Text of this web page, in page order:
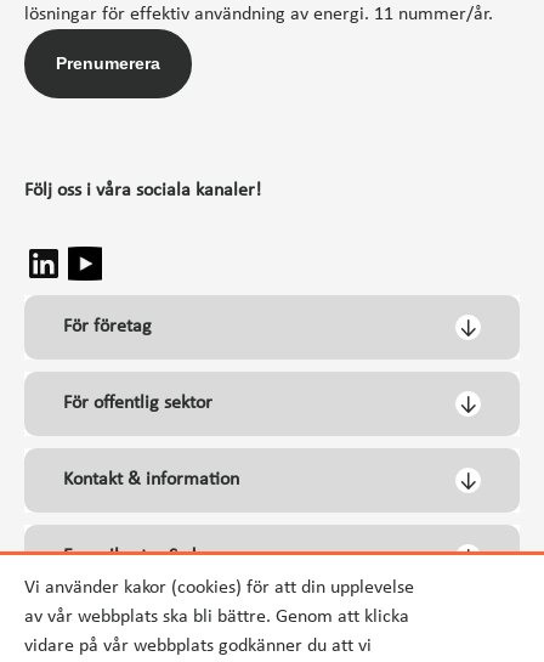
Vi använder kakor (cookies) för att din upplevelse
av vår webbplats ska bli bättre. Genom att klicka
vidare på vår webbplats godkänner du att vi
lösningar för effektiv användning av energi. 11 nummer/år.
Prenumerera
Följ oss i våra sociala kanaler!
För företag
För offentlig sektor
Kontakt & information
Energikontor Syd